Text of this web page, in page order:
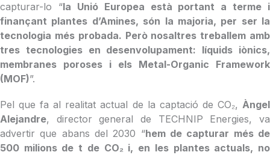
capturar-lo “la Unió Europea està portant a terme i
finançant plantes d’Amines, són la majoria, per ser la
tecnologia més probada. Però nosaltres treballem amb
tres tecnologies en desenvolupament: líquids iònics,
membranes poroses i els Metal-Organic Framework
(MOF)”.
Pel que fa al realitat actual de la captació de CO₂, Àngel
Alejandre, director general de TECHNIP Energies, va
advertir que abans del 2030 “hem de capturar més de
500 milions de t de CO₂ i, en les plantes actuals, no